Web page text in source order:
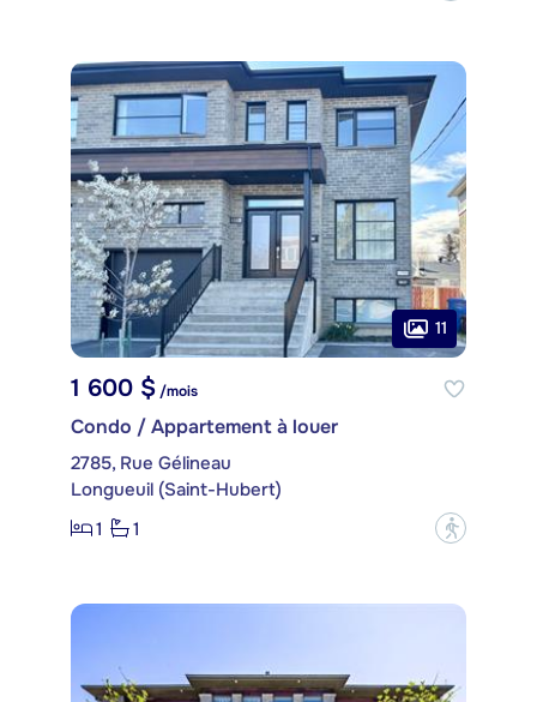
11
1 600 $/mois
Condo / Appartement à louer
2785, Rue Gélineau
Longueuil (Saint-Hubert)
1
1 ?